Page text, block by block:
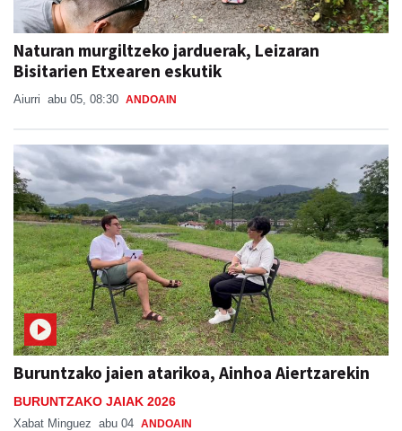
Naturan murgiltzeko jarduerak, Leizaran
Bisitarien Etxearen eskutik
Aiurri abu 05, 08:30 ANDOAIN
Buruntzako jaien atarikoa, Ainhoa Aiertzarekin
BURUNTZAKO JAIAK 2026
Xabat Minguez abu 04 ANDOAIN